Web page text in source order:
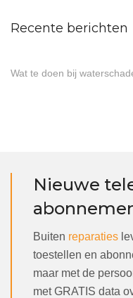
Recente berichten
Wat te doen bij
Nieuwe
Buiten reparaties
toestellen en
maar met de
met GRATIS data